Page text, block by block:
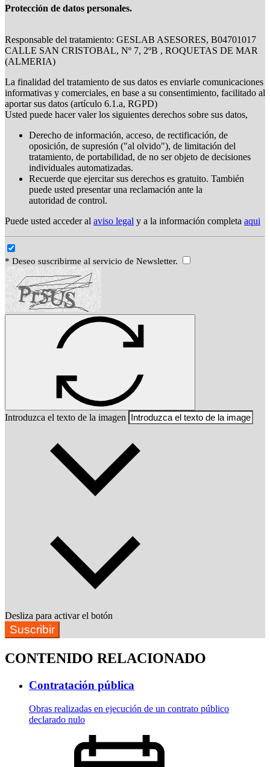
Protección de datos personales.
Responsable del tratamiento: GESLAB ASESORES, B04701017
CALLE SAN CRISTOBAL, Nº 7, 2ºB , ROQUETAS DE MAR
(ALMERIA)
La finalidad del tratamiento de sus datos es enviarle comunicaciones
informativas y comerciales, en base a su consentimiento, facilitado al
aportar sus datos (artículo 6.1.a, RGPD)
Usted puede hacer valer los siguientes derechos sobre sus datos,
Derecho de información, acceso, de rectificación, de
oposición, de supresión ("al olvido"), de limitación del
tratamiento, de portabilidad, de no ser objeto de decisiones
individuales automatizadas.
Recuerde que ejercitar sus derechos es gratuito. También
puede usted presentar una reclamación ante la
autoridad de control.
Puede usted acceder al aviso legal y a la información completa aqui
* Deseo suscribirme al servicio de Newsletter.
Introduzca el texto de la imagen
Desliza para activar el botón
Suscribir
CONTENIDO RELACIONADO
Contratación pública
Obras realizadas en ejecución de un contrato público
declarado nulo